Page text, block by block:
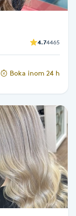
4.74465
Boka inom 24 h